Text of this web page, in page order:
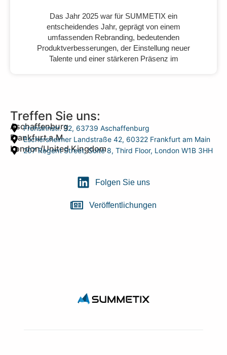
Das Jahr 2025 war für SUMMETIX ein
entscheidendes Jahr, geprägt von einem
umfassenden Rebranding, bedeutenden
Produktverbesserungen, der Einstellung neuer
Talente und einer stärkeren Präsenz im
Treffen Sie uns:
Aschaffenburg
Frohsinnstr. 32, 63739 Aschaffenburg
Frankfurt a.M.
Eschersheimer Landstraße 42, 60322 Frankfurt am Main
London/United Kingdom
207 Regent Street, Suite 8, Third Floor, London W1B 3HH
Folgen Sie uns
Veröffentlichungen